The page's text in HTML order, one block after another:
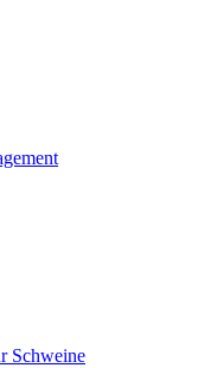
Schweine